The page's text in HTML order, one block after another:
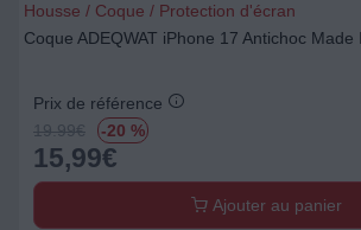
Housse / Coque / Protection d'écran
Coque ADEQWAT iPhone 17 Antichoc Made
Prix de référence
19.99€ -20 %
15,99€
Ajouter au panier